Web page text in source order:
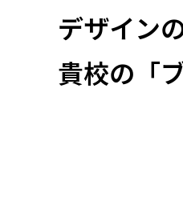
デザイン
貴校の「